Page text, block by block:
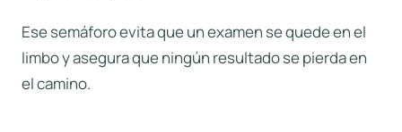
Ese semáforo evita que un examen se quede en el
limbo y asegura que ningún resultado se pierda en
el camino.